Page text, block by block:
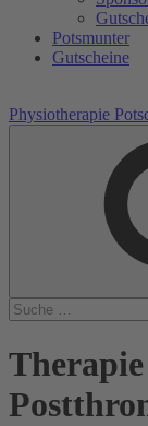
Potsmunter
Gutscheine
Physiotherapie
Therapie